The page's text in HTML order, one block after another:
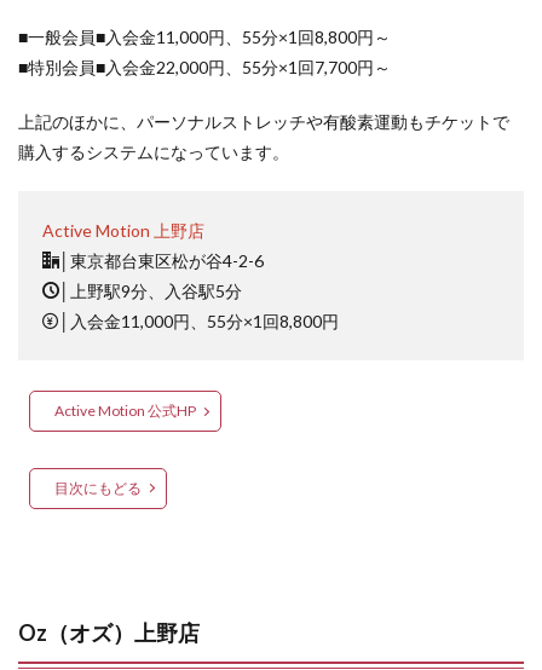
■一般会員■入会金11,000円、55分×1回8,800円～
■特別会員■入会金22,000円、55分×1回7,700円～
上記のほかに、パーソナルストレッチや有酸素運動もチケットで
購入するシステムになっています。
Active Motion 上野店
東京都台東区松が谷4-2-6
上野駅9分、入谷駅5分
入会金11,000円、55分×1回8,800円
Active Motion 公式HP
目次にもどる
Oz（オズ）上野店